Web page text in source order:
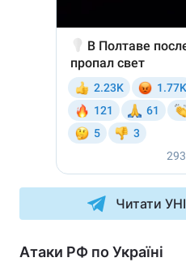
Читати
Атаки РФ по Україні